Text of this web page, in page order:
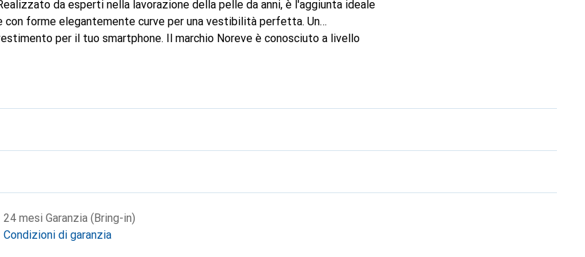
da esperti nella lavorazione della pelle da anni, è l'aggiunta ideale
con forme elegantemente curve per una vestibilità perfetta. Un
per il tuo smartphone. Il marchio Noreve è conosciuto a livello
24 mesi Garanzia (Bring-in)
Condizioni di garanzia